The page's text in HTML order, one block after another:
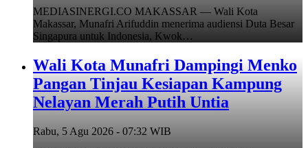
MEDIASINERGI.CO MAKASSAR — Wali Kota
Makassar, Munafri Arifuddin menerima audiensi Duta Besar
Singapura untuk Indonesia, Kwok…
Wali Kota Munafri Dampingi Menko
Pangan Tinjau Kesiapan Kampung
Nelayan Merah Putih Untia
Rabu, 5 Agu 2026 - 07:32 WIB